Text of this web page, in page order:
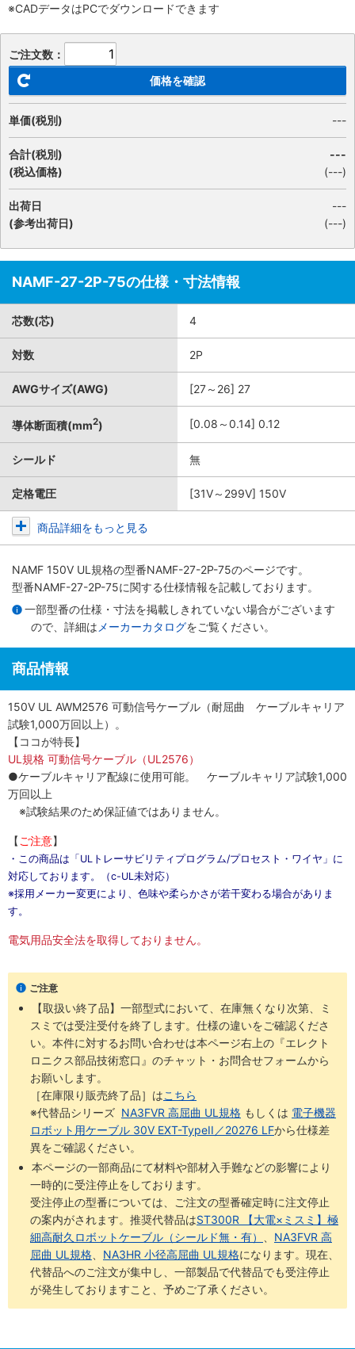
※CADデータはPCでダウンロードできます
ご注文数：
価格を確認
単価(税別) ---
合計(税別)
(税込価格)
---
(---)
出荷日
(参考出荷日)
---
(---)
NAMF-27-2P-75の仕様・寸法情報
芯数(芯) 4
対数 2P
AWGサイズ(AWG) [27～26] 27
導体断面積(mm2) [0.08～0.14] 0.12
シールド 無
定格電圧 [31V～299V] 150V
商品詳細をもっと見る
NAMF 150V UL規格の型番NAMF-27-2P-75のページです。
型番NAMF-27-2P-75に関する仕様情報を記載しております。
一部型番の仕様・寸法を掲載しきれていない場合がございます
ので、詳細は メーカーカタログをご覧ください。
商品情報
150V UL AWM2576 可動信号ケーブル（耐屈曲 ケーブルキャリア
試験1,000万回以上）。
【ココが特長】
UL規格 可動信号ケーブル（UL2576）
●ケーブルキャリア配線に使用可能。 ケーブルキャリア試験1,000
万回以上
※試験結果のため保証値ではありません。
【 ご注意】
・この商品は「ULトレーサビリティプログラム/プロセスト・ワイヤ」に
対応しております。（c-UL未対応）
※採用メーカー変更により、色味や柔らかさが若干変わる場合がありま
す。
電気用品安全法を取得しておりません。
ご注意
【取扱い終了品】一部型式において、在庫無くなり次第、ミ
スミでは受注受付を終了します。仕様の違いをご確認くださ
い。本件に対するお問い合わせは本ページ右上の『エレクト
ロニクス部品技術窓口』のチャット・お問合せフォームから
お願いします。
［在庫限り販売終了品］はこちら
※代替品シリーズ NA3FVR 高屈曲 UL規格 もしくは 電子機器
ロボット用ケーブル 30V EXT-TypeII／20276 LFから仕様差
異をご確認ください。
本ページの一部商品にて材料や部材入手難などの影響により
一時的に受注停止をしております。
受注停止の型番については、ご注文の型番確定時に注文停止
の案内がされます。推奨代替品はST300R 【大電×ミスミ】極
細高耐久ロボットケーブル（シールド無・有）
NA3FVR 高
屈曲 UL規格
NA3HR 小径高屈曲 UL規格になります。現在、
代替品へのご注文が集中し、一部製品で代替品でも受注停止
が発生しておりますこと、予めご了承ください。